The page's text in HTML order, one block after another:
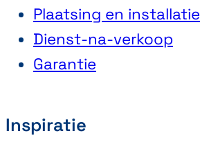
Plaatsing en installatie
Dienst-na-verkoop
Garantie
Inspiratie